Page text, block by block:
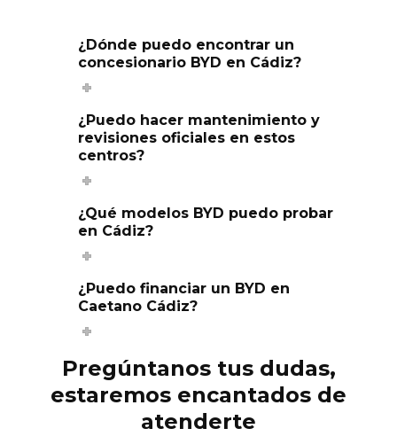
¿Dónde puedo encontrar un
concesionario BYD en Cádiz?
¿Puedo hacer mantenimiento y
revisiones oficiales en estos
centros?
¿Qué modelos BYD puedo probar
en Cádiz?
¿Puedo financiar un BYD en
Caetano Cádiz?
Pregúntanos tus dudas,
estaremos encantados de
atenderte